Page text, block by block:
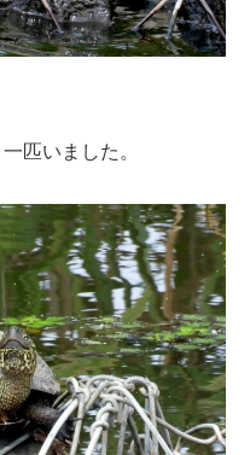
匹いました。